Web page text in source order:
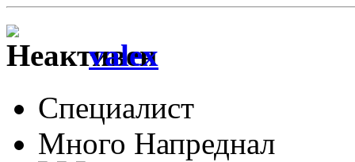
valex
Специалист
Много Напреднал